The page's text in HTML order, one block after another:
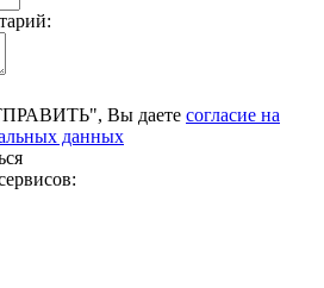
Вы даете согласие на
данных